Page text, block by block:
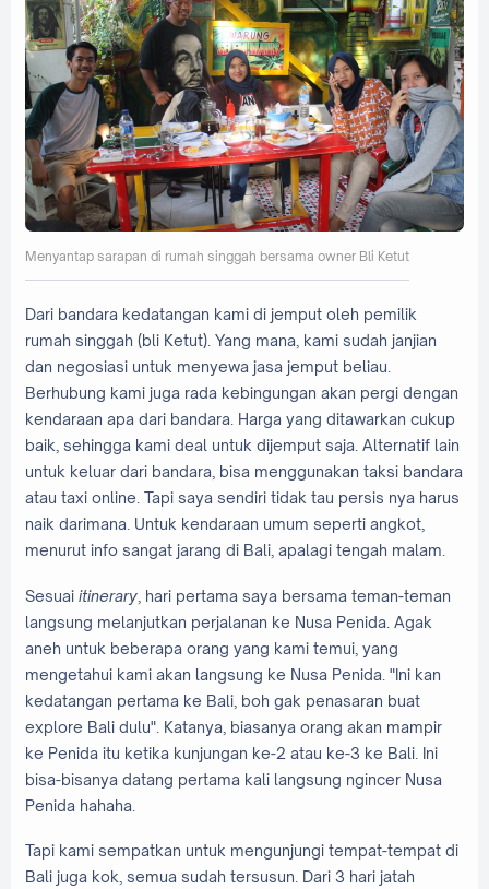
Menyantap sarapan di rumah singgah bersama owner Bli Ketut
Dari bandara kedatangan kami di jemput oleh pemilik
rumah singgah (bli Ketut). Yang mana, kami sudah janjian
dan negosiasi untuk menyewa jasa jemput beliau.
Berhubung kami juga rada kebingungan akan pergi dengan
kendaraan apa dari bandara. Harga yang ditawarkan cukup
baik, sehingga kami deal untuk dijemput saja. Alternatif lain
untuk keluar dari bandara, bisa menggunakan taksi bandara
atau taxi online. Tapi saya sendiri tidak tau persis nya harus
naik darimana. Untuk kendaraan umum seperti angkot,
menurut info sangat jarang di Bali, apalagi tengah malam.
Sesuai itinerary , hari pertama saya bersama teman-teman
langsung melanjutkan perjalanan ke Nusa Penida. Agak
aneh untuk beberapa orang yang kami temui, yang
mengetahui kami akan langsung ke Nusa Penida. "Ini kan
kedatangan pertama ke Bali, boh gak penasaran buat
explore Bali dulu". Katanya, biasanya orang akan mampir
ke Penida itu ketika kunjungan ke-2 atau ke-3 ke Bali. Ini
bisa-bisanya datang pertama kali langsung ngincer Nusa
Penida hahaha.
Tapi kami sempatkan untuk mengunjungi tempat-tempat di
Bali juga kok, semua sudah tersusun. Dari 3 hari jatah